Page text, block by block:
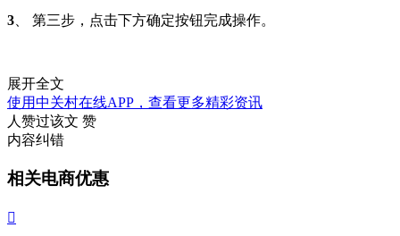
3 、 第三步，点击下方确定按钮完成操作。
展开全文
使用中关村在线APP，查看更多精彩资讯
人赞过该文 赞
内容纠错
相关电商优惠
